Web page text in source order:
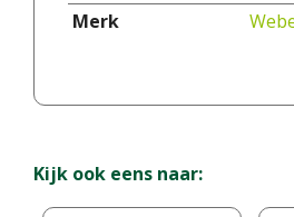
Merk
Kijk ook eens naar: